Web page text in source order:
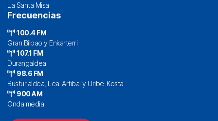
La Santa Misa
Frecuencias
100.4 FM
Gran Bilbao y Enkarterri
107.1 FM
Durangaldea
98.6 FM
Busturialdea, Lea-Artibai y Uribe-Kosta
900 AM
Onda media